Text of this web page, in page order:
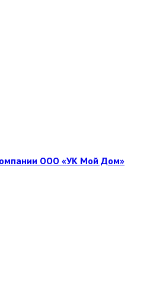
ООО «УК Мой Дом»